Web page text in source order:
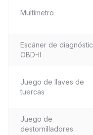
Multímetro
Escáner de
OBD-II
Juego de llaves de
tuercas
Juego de
destornilladores